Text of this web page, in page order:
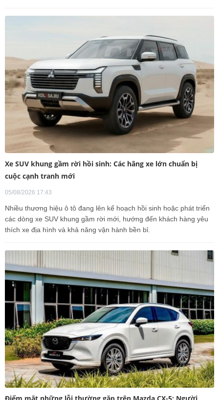
Xe SUV khung gầm rời hồi sinh: Các hãng xe lớn chuẩn bị
cuộc cạnh tranh mới
05/08/2026 17:43
Nhiều thương hiệu ô tô đang lên kế hoạch hồi sinh hoặc phát triển
các dòng xe SUV khung gầm rời mới, hướng đến khách hàng yêu
thích xe địa hình và khả năng vận hành bền bỉ.